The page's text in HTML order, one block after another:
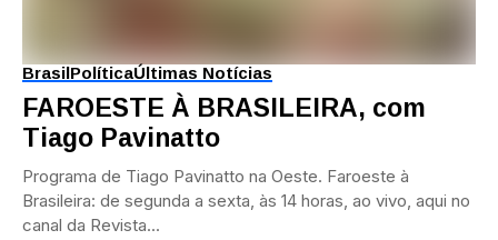
BrasilPolíticaÚltimas Notícias
FAROESTE À BRASILEIRA, com
Tiago Pavinatto
Programa de Tiago Pavinatto na Oeste. Faroeste à
Brasileira: de segunda a sexta, às 14 horas, ao vivo, aqui no
canal da Revista...